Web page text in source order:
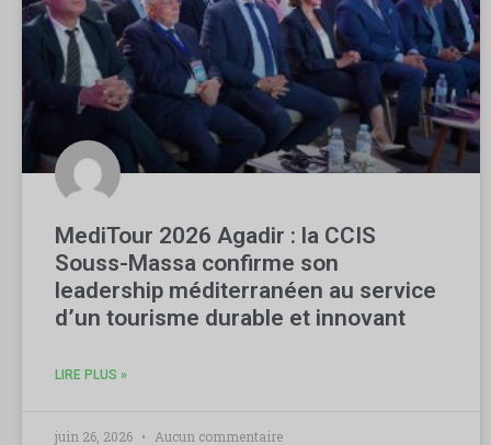
MediTour 2026 Agadir : la CCIS
Souss-Massa confirme son
leadership méditerranéen au service
d’un tourisme durable et innovant
LIRE PLUS »
juin 26, 2026 Aucun commentaire